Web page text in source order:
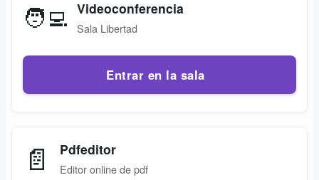
🧑‍💻 Videoconferencia
Sala Libertad
Entrar en la sala
📄 Pdfeditor
Editor online de pdf